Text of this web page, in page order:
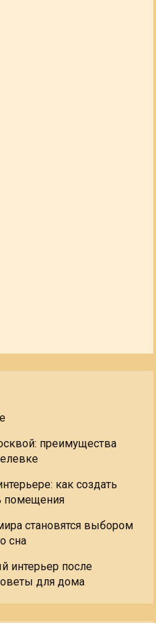
преимущества
как создать
помещения
становятся выбором
сна
интерьер после
для дома